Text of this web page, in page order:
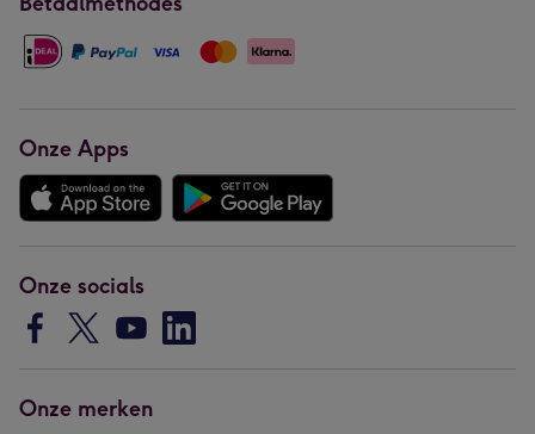
Onze Apps
Onze socials
Onze merken